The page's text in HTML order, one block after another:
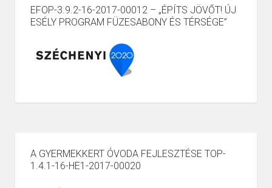
EFOP-3.9.2-16-2017-00012 – „ÉPÍTS JÖVŐT! ÚJ
ESÉLY PROGRAM FÜZESABONY ÉS TÉRSÉGE”
A GYERMEKKERT ÓVODA FEJLESZTÉSE TOP-
1.4.1-16-HE1-2017-00020